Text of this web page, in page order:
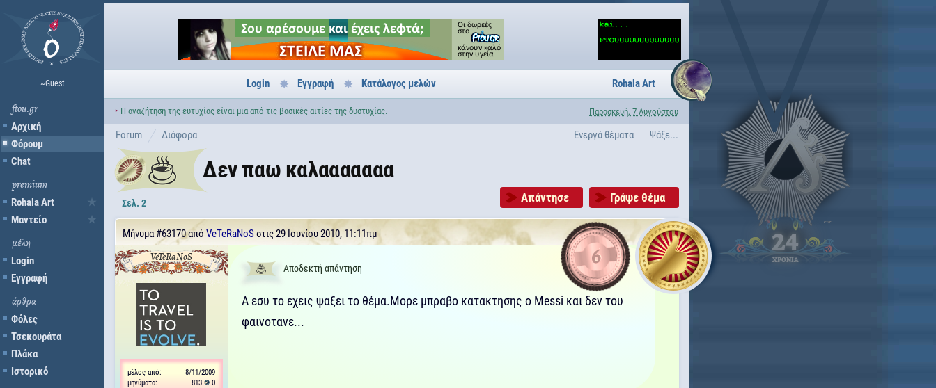
~Guest
ftou.gr
Αρχική
Φόρουμ
Chat
premium
Rohala Art
Μαντείο
μέλη
Login
Εγγραφή
άρθρα
Φόλες
Τσεκουράτα
Πλάκα
Ιστορικό
Login Εγγραφή Κατάλογος μελών Rohala Art
‣ Η αναζήτηση της ευτυχίας είναι μια από τις βασικές αιτίες της δυστυχίας. Παρασκευή, 7 Αυγούστου
Ενεργά θέματα Ψάξε...
Forum Διάφορα
Δεν παω καλααααααα
Σελ. 2 Απάντησε Γράψε θέμα
6
Μήνυμα #63170από VeTeRaNoS στις 29 Ιουνίου 2010, 11:11πμ
VeTeRaNoS
μέλος από:
8/11/2009
μηνύματα:
813
0
Αποδεκτή απάντηση
A εσυ το εχεις ψαξει το θέμα.Μορε μπραβο κατακτησης ο Messi και δεν του
φαινoτανε...
24
ΧΡΟΝΙΑ